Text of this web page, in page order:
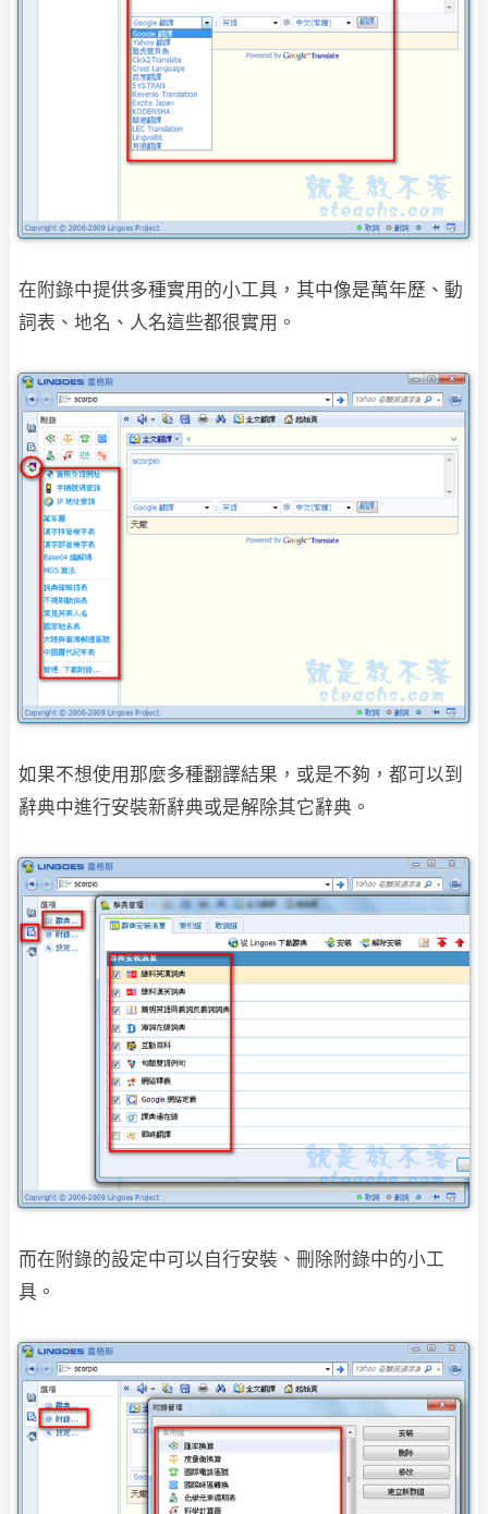
在附錄中提供多種實用的小工具，其中像是萬年歷、動
詞表、地名、人名這些都很實用。
如果不想使用那麼多種翻譯結果，或是不夠，都可以到
辭典中進行安裝新辭典或是解除其它辭典。
而在附錄的設定中可以自行安裝、刪除附錄中的小工
具。